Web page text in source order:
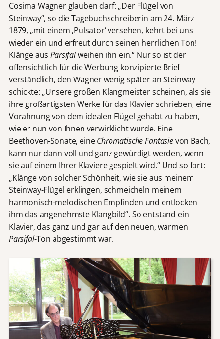
Cosima Wagner glauben darf: „Der Flügel von
Steinway“, so die Tagebuchschreiberin am 24. März
1879, „mit einem ‚Pulsator‘ versehen, kehrt bei uns
wieder ein und erfreut durch seinen herrlichen Ton!
Klänge ausParsifalweihen ihn ein.“ Nur so ist der
offensichtlich für die Werbung konzipierte Brief
verständlich, den Wagner wenig später an Steinway
schickte: „Unsere großen Klangmeister scheinen, als sie
ihre großartigsten Werke für das Klavier schrieben, eine
Vorahnung von dem idealen Flügel gehabt zu haben,
wie er nun von Ihnen verwirklicht wurde. Eine
Beethoven-Sonate, eineChromatische Fantasievon Bach,
kann nur dann voll und ganz gewürdigt werden, wenn
sie auf einem Ihrer Klaviere gespielt wird.“ Und so fort:
„Klänge von solcher Schönheit, wie sie aus meinem
Steinway-Flügel erklingen, schmeicheln meinem
harmonisch-melodischen Empfinden und entlocken
ihm das angenehmste Klangbild“. So entstand ein
Klavier, das ganz und gar auf den neuen, warmen
Parsifal-Ton abgestimmt war.